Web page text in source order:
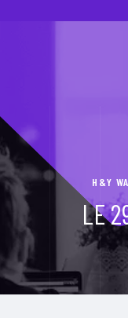
H&Y
LE